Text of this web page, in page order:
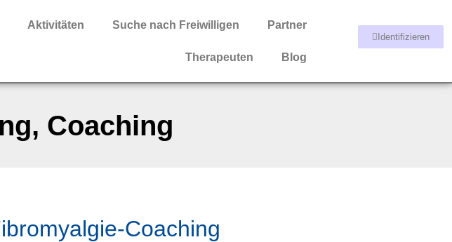
Aktivitäten Suche nach Freiwilligen Partner
Therapeuten Blog
Identifizieren
Coaching
Coaching